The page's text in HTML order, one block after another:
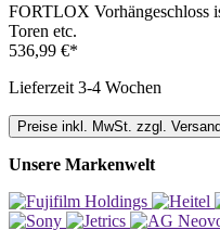
FORTLOX Vorhängeschloss
Toren etc.
536,99 €*
Lieferzeit 3-4 Wochen
Preise inkl. MwSt. zzgl.
Unsere Markenwelt